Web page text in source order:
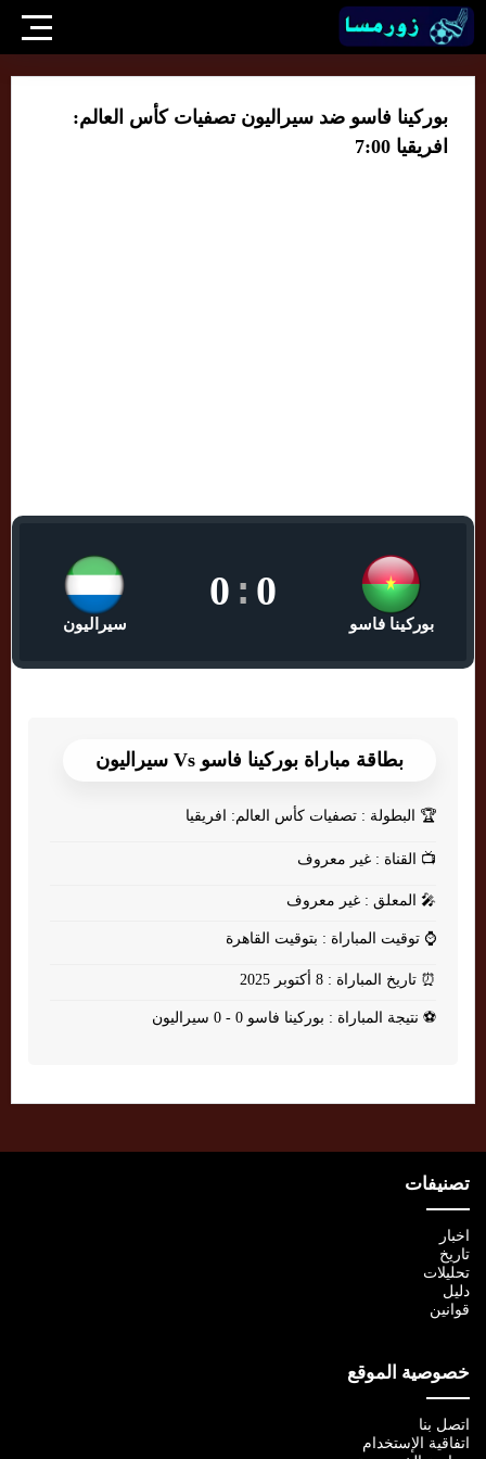
بوركينا فاسو ضد سيراليون تصفيات كأس العالم:
افريقيا 7:00
بوركينا فاسو
0
:
0
سيراليون
بطاقة مباراة بوركينا فاسو Vs سيراليون
🏆 البطولة : تصفيات كأس العالم: افريقيا
📺 القناة : غير معروف
🎤 المعلق : غير معروف
⌚ توقيت المباراة : بتوقيت القاهرة
⏰ تاريخ المباراة : 8 أكتوبر 2025
⚽ نتيجة المباراة : بوركينا فاسو 0 - 0 سيراليون
تصنيفات
اخبار
تاريخ
تحليلات
دليل
قوانين
خصوصية الموقع
اتصل بنا
اتفاقية الإستخدام